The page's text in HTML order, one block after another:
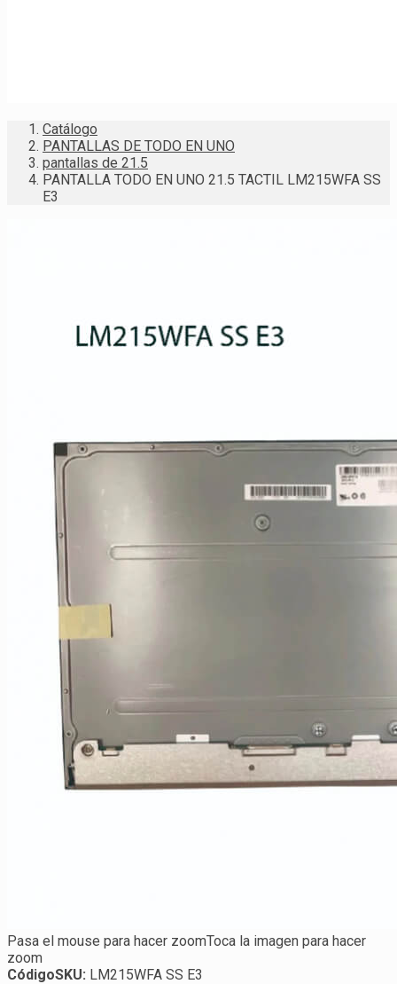
Catálogo
PANTALLAS DE TODO EN UNO
pantallas de 21.5
PANTALLA TODO EN UNO 21.5 TACTIL LM215WFA SS
E3
Pasa el mouse para hacer zoomToca la imagen para hacer
zoom
CódigoSKU: LM215WFA SS E3